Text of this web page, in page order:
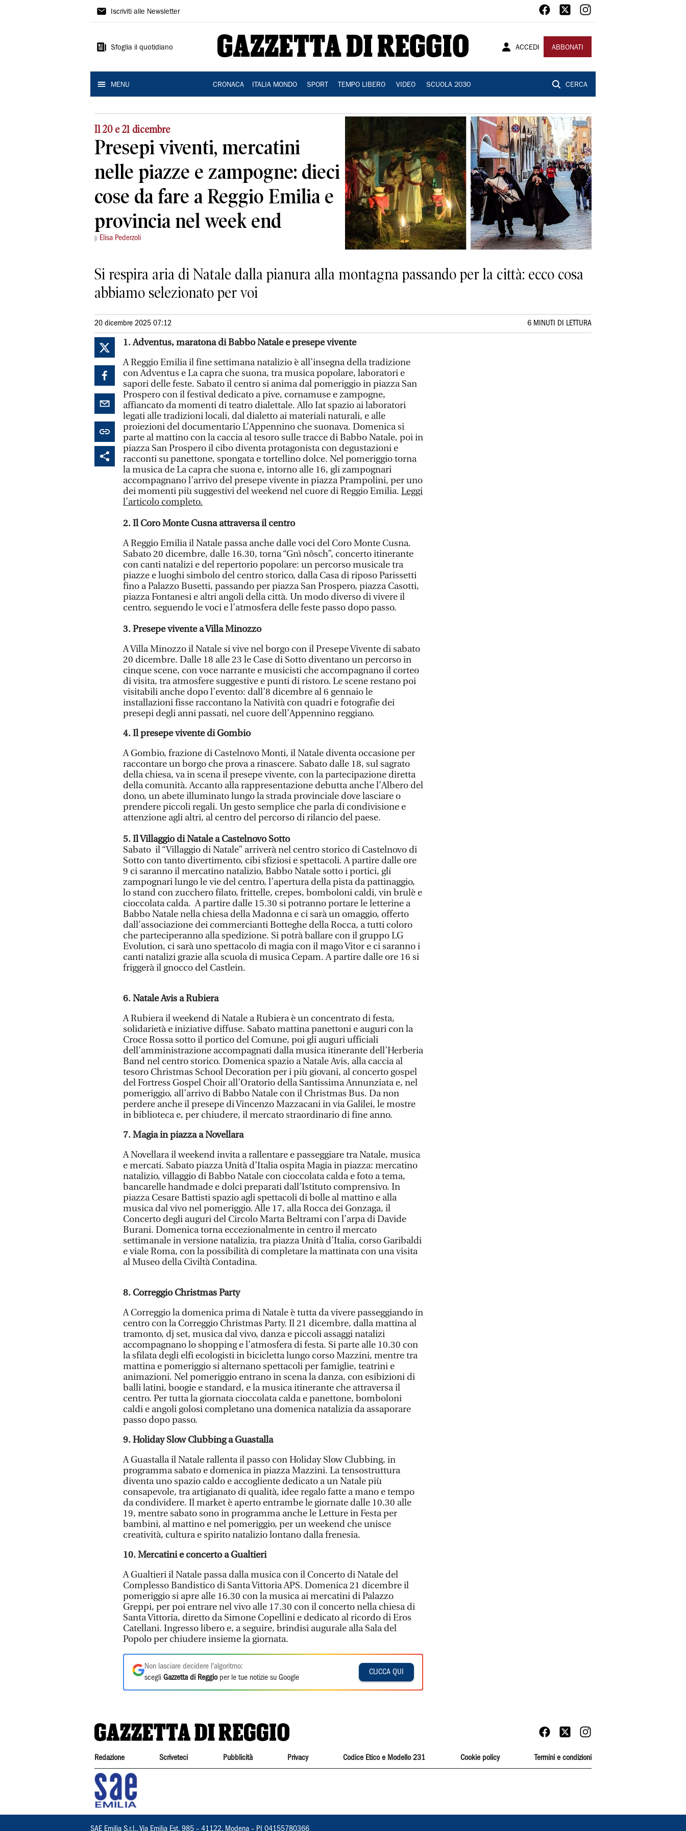
Gazzetta
Reggio
Iscriviti alle Newsletter
Sfoglia il quotidiano ACCEDI ABBONATI
MENU CRONACA ITALIA MONDO SPORT TEMPO LIBERO VIDEO SCUOLA 2030 CERCA
Il 20 e 21 dicembre
Presepi viventi, mercatini
nelle piazze e zampogne: dieci
cose da fare a Reggio Emilia e
provincia nel week end
Elisa Pederzoli
Si respira aria di Natale dalla pianura alla montagna passando per la città: ecco cosa
abbiamo selezionato per voi
20 dicembre 2025 07:12 6 MINUTI DI LETTURA
1. Adventus, maratona di Babbo Natale e presepe vivente
A Reggio Emilia il fine settimana natalizio è all’insegna della tradizione
con Adventus e La capra che suona, tra musica popolare, laboratori e
sapori delle feste. Sabato il centro si anima dal pomeriggio in piazza San
Prospero con il festival dedicato a pive, cornamuse e zampogne,
affiancato da momenti di teatro dialettale. Allo Iat spazio ai laboratori
legati alle tradizioni locali, dal dialetto ai materiali naturali, e alle
proiezioni del documentario L’Appennino che suonava. Domenica si
parte al mattino con la caccia al tesoro sulle tracce di Babbo Natale, poi in
piazza San Prospero il cibo diventa protagonista con degustazioni e
racconti su panettone, spongata e tortellino dolce. Nel pomeriggio torna
la musica de La capra che suona e, intorno alle 16, gli zampognari
accompagnano l’arrivo del presepe vivente in piazza Prampolini, per uno
dei momenti più suggestivi del weekend nel cuore di Reggio Emilia. Leggi
l’articolo completo.
2. Il Coro Monte Cusna attraversa il centro
A Reggio Emilia il Natale passa anche dalle voci del Coro Monte Cusna.
Sabato 20 dicembre, dalle 16.30, torna “Gnì nôsch”, concerto itinerante
con canti natalizi e del repertorio popolare: un percorso musicale tra
piazze e luoghi simbolo del centro storico, dalla Casa di riposo Parissetti
fino a Palazzo Busetti, passando per piazza San Prospero, piazza Casotti,
piazza Fontanesi e altri angoli della città. Un modo diverso di vivere il
centro, seguendo le voci e l’atmosfera delle feste passo dopo passo.
3. Presepe vivente a Villa Minozzo
A Villa Minozzo il Natale si vive nel borgo con il Presepe Vivente di sabato
20 dicembre. Dalle 18 alle 23 le Case di Sotto diventano un percorso in
cinque scene, con voce narrante e musicisti che accompagnano il corteo
di visita, tra atmosfere suggestive e punti di ristoro. Le scene restano poi
visitabili anche dopo l’evento: dall’8 dicembre al 6 gennaio le
installazioni fisse raccontano la Natività con quadri e fotografie dei
presepi degli anni passati, nel cuore dell’Appennino reggiano.
4. Il presepe vivente di Gombio
A Gombio, frazione di Castelnovo Monti, il Natale diventa occasione per
raccontare un borgo che prova a rinascere. Sabato dalle 18, sul sagrato
della chiesa, va in scena il presepe vivente, con la partecipazione diretta
della comunità. Accanto alla rappresentazione debutta anche l’Albero del
dono, un abete illuminato lungo la strada provinciale dove lasciare o
prendere piccoli regali. Un gesto semplice che parla di condivisione e
attenzione agli altri, al centro del percorso di rilancio del paese.
5. Il Villaggio di Natale a Castelnovo Sotto
Sabato il “Villaggio di Natale” arriverà nel centro storico di Castelnovo di
Sotto con tanto divertimento, cibi sfiziosi e spettacoli. A partire dalle ore
9 ci saranno il mercatino natalizio, Babbo Natale sotto i portici, gli
zampognari lungo le vie del centro, l’apertura della pista da pattinaggio,
lo stand con zucchero filato, frittelle, crepes, bomboloni caldi, vin brulè e
cioccolata calda. A partire dalle 15.30 si potranno portare le letterine a
Babbo Natale nella chiesa della Madonna e ci sarà un omaggio, offerto
dall’associazione dei commercianti Botteghe della Rocca, a tutti coloro
che parteciperanno alla spedizione. Si potrà ballare con il gruppo LG
Evolution, ci sarà uno spettacolo di magia con il mago Vitor e ci saranno i
canti natalizi grazie alla scuola di musica Cepam. A partire dalle ore 16 si
friggerà il gnocco del Castlein.
6. Natale Avis a Rubiera
A Rubiera il weekend di Natale a Rubiera è un concentrato di festa,
solidarietà e iniziative diffuse. Sabato mattina panettoni e auguri con la
Croce Rossa sotto il portico del Comune, poi gli auguri ufficiali
dell’amministrazione accompagnati dalla musica itinerante dell’Herberia
Band nel centro storico. Domenica spazio a Natale Avis, alla caccia al
tesoro Christmas School Decoration per i più giovani, al concerto gospel
del Fortress Gospel Choir all’Oratorio della Santissima Annunziata e, nel
pomeriggio, all’arrivo di Babbo Natale con il Christmas Bus. Da non
perdere anche il presepe di Vincenzo Mazzacani in via Galilei, le mostre
in biblioteca e, per chiudere, il mercato straordinario di fine anno.
7. Magia in piazza a Novellara
A Novellara il weekend invita a rallentare e passeggiare tra Natale, musica
e mercati. Sabato piazza Unità d’Italia ospita Magia in piazza: mercatino
natalizio, villaggio di Babbo Natale con cioccolata calda e foto a tema,
bancarelle handmade e dolci preparati dall’Istituto comprensivo. In
piazza Cesare Battisti spazio agli spettacoli di bolle al mattino e alla
musica dal vivo nel pomeriggio. Alle 17, alla Rocca dei Gonzaga, il
Concerto degli auguri del Circolo Marta Beltrami con l’arpa di Davide
Burani. Domenica torna eccezionalmente in centro il mercato
settimanale in versione natalizia, tra piazza Unità d’Italia, corso Garibaldi
e viale Roma, con la possibilità di completare la mattinata con una visita
al Museo della Civiltà Contadina.
8. Correggio Christmas Party
A Correggio la domenica prima di Natale è tutta da vivere passeggiando in
centro con la Correggio Christmas Party. Il 21 dicembre, dalla mattina al
tramonto, dj set, musica dal vivo, danza e piccoli assaggi natalizi
accompagnano lo shopping e l’atmosfera di festa. Si parte alle 10.30 con
la sfilata degli elfi ecologisti in bicicletta lungo corso Mazzini, mentre tra
mattina e pomeriggio si alternano spettacoli per famiglie, teatrini e
animazioni. Nel pomeriggio entrano in scena la danza, con esibizioni di
balli latini, boogie e standard, e la musica itinerante che attraversa il
centro. Per tutta la giornata cioccolata calda e panettone, bomboloni
caldi e angoli golosi completano una domenica natalizia da assaporare
passo dopo passo.
9. Holiday Slow Clubbing a Guastalla
A Guastalla il Natale rallenta il passo con Holiday Slow Clubbing, in
programma sabato e domenica in piazza Mazzini. La tensostruttura
diventa uno spazio caldo e accogliente dedicato a un Natale più
consapevole, tra artigianato di qualità, idee regalo fatte a mano e tempo
da condividere. Il market è aperto entrambe le giornate dalle 10.30 alle
19, mentre sabato sono in programma anche le Letture in Festa per
bambini, al mattino e nel pomeriggio, per un weekend che unisce
creatività, cultura e spirito natalizio lontano dalla frenesia.
10. Mercatini e concerto a Gualtieri
A Gualtieri il Natale passa dalla musica con il Concerto di Natale del
Complesso Bandistico di Santa Vittoria APS. Domenica 21 dicembre il
pomeriggio si apre alle 16.30 con la musica ai mercatini di Palazzo
Greppi, per poi entrare nel vivo alle 17.30 con il concerto nella chiesa di
Santa Vittoria, diretto da Simone Copellini e dedicato al ricordo di Eros
Catellani. Ingresso libero e, a seguire, brindisi augurale alla Sala del
Popolo per chiudere insieme la giornata.
Non lasciare decidere l'algoritmo:
scegli Gazzetta di Reggioper le tue notizie su Google
CLICCA QUI
Redazione Scriveteci Pubblicità Privacy Codice Etico e Modello 231 Cookie policy Termini e condizioni
SAE Emilia S.r.l., Via Emilia Est, 985 – 41122, Modena – PI 04155780366